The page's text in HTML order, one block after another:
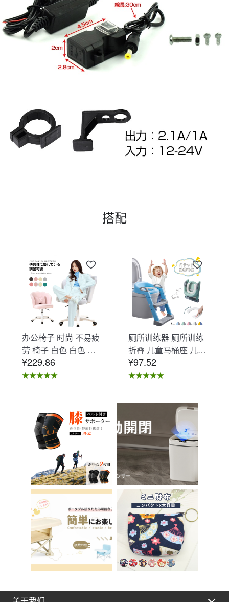
搭配
办公椅子 时尚 不易疲
劳 椅子 白色 白色 办
公椅子 不易疲劳 学习
椅 北欧 儿童 椅子 学
椅子 在家办公 Asher
Brilliant C-56
¥229.86
厕所训练器 厕所训练
折叠 儿童马桶座 儿童
马桶辅助 收纳式马桶
座 小孩马桶座 儿童厕
女孩 儿童 孩子 儿童
马桶训练 免邮 踏步器
厕所
¥97.52